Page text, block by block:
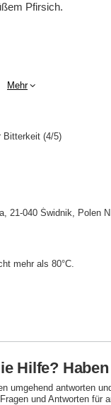
Pfirsich.
Mehr
Bitterkeit (4/5)
21-040 Świdnik, Polen
mehr als 80°C.
Hilfe?
umgehend antworten
Fragen und Antworten für